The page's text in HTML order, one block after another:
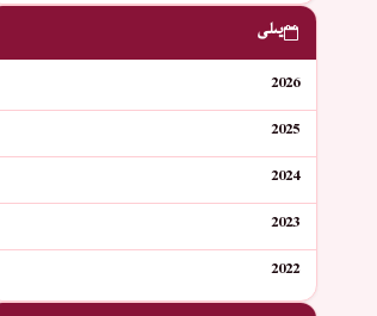
يىلى
2026
2025
2024
2023
2022